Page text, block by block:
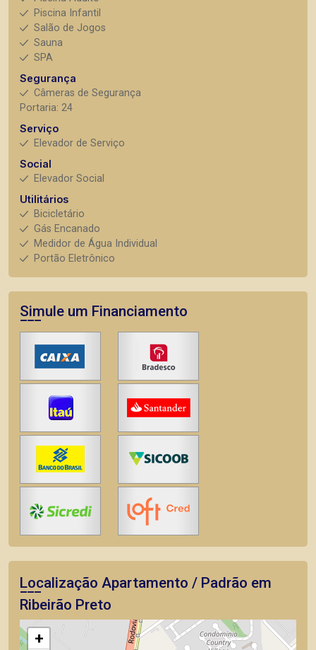
Piscina Infantil
Salão de Jogos
Sauna
SPA
Segurança
Câmeras de Segurança
Portaria: 24
Serviço
Elevador de Serviço
Social
Elevador Social
Utilitários
Bicicletário
Gás Encanado
Medidor de Água Individual
Portão Eletrônico
Simule um Financiamento
Localização Apartamento / Padrão em
Ribeirão Preto
+